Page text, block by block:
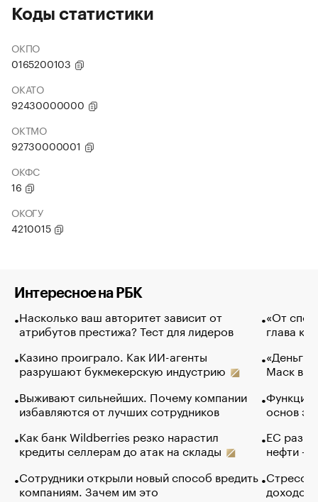
Коды статистики
ОКПО
0165200103
ОКАТО
92430000000
ОКТМО
92730000001
ОКФС
16
ОКОГУ
4210015
Интересное на РБК
Насколько ваш авторитет зависит от
атрибутов престижа? Тест для лидеров
Казино проиграло. Как ИИ-агенты
разрушают букмекерскую индустрию
Выживают сильнейших. Почему компании
избавляются от лучших сотрудников
Как банк Wildberries резко нарастил
кредиты селлерам до атак на склады
Сотрудники открыли новый способ вредить
компаниям. Зачем им это
«От
глава
«Деньги
Маск в
Функции
основ
ЕС
нефти —
Стресс
доходов